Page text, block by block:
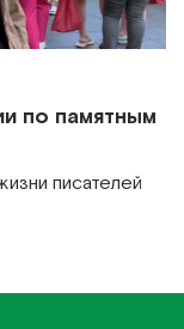
по памятным
писателей